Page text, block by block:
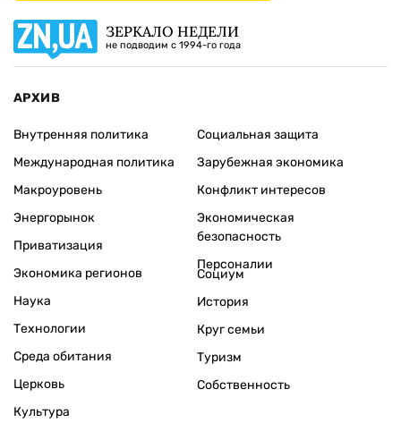
ЗЕРКАЛО НЕДЕЛИ
не подводим с 1994-го года
АРХИВ
Внутренняя политика
Международная политика
Макроуровень
Энергорынок
Приватизация
Экономика регионов
Социальная защита
Зарубежная экономика
Конфликт интересов
Экономическая
безопасность
Персоналии
Наука
Технологии
Среда обитания
Церковь
Культура
Социум
История
Круг семьи
Туризм
Собственность